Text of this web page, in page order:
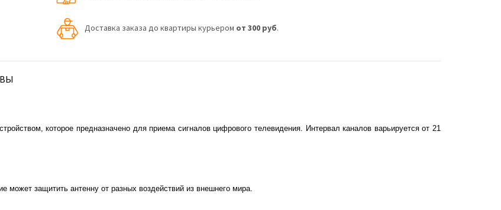
Доставка заказа до квартиры курьером от 300 руб.
которое предназначено для приема сигналов цифрового телевидения. Интервал каналов варьируется от 21
может защитить антенну от разных воздействий из внешнего мира.